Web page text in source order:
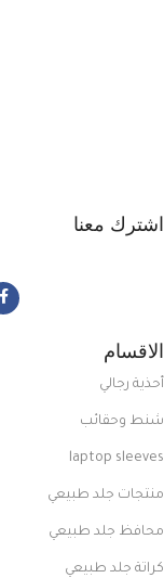
اشترك معنا
الاقسام
أحذية رجالي
شنط وحقائب
laptop sleeves
منتجات جلد طبيعي
محافظ جلد طبيعي
كراتة جلد طبيعي